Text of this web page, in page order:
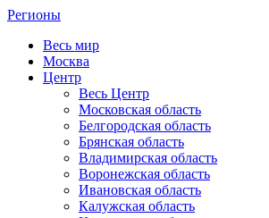
Регионы
Весь мир
Москва
Центр
Весь Центр
Московская область
Белгородская область
Брянская область
Владимирская область
Воронежская область
Ивановская область
Калужская область